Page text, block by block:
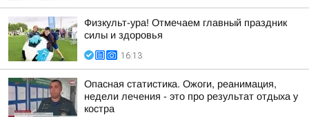
Физкульт-ура! Отмечаем главный праздник
силы и здоровья
16:13
Опасная статистика. Ожоги, реанимация,
недели лечения - это про результат отдыха у
костра